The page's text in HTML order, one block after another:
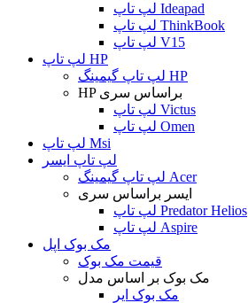
لپ تاپ Ideapad
لپ تاپ ThinkBook
لپ تاپ V15
لپ تاپ HP
لپ تاپ گیمینگ HP
HP براساس سری
لپ تاپ Victus
لپ تاپ Omen
لپ تاپ Msi
لپ تاپ ایسر
لپ تاپ گیمینگ Acer
ایسر براساس سری
لپ تاپ Predator Helios
لپ تاپ Aspire
مک بوک اپل
قیمت مک بوک
مک بوک بر اساس مدل
مک بوک ایر